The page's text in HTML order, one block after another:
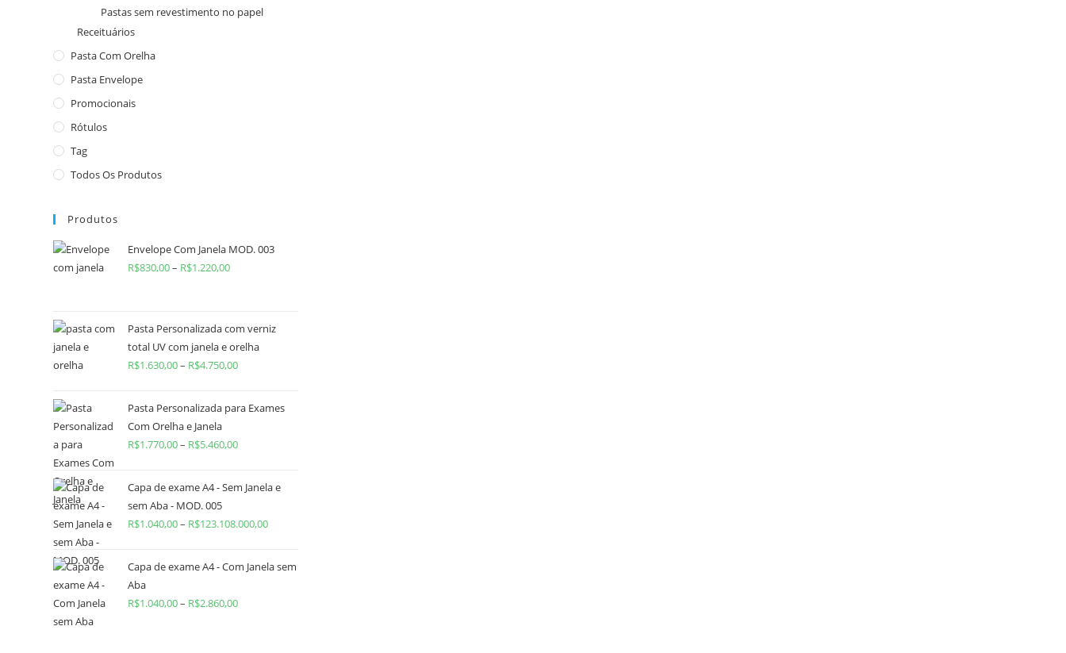
Pastas sem revestimento no papel
Receituários
Pasta Com Orelha
Pasta Envelope
Promocionais
Rótulos
Tag
Todos Os Produtos
Produtos
Envelope Com Janela MOD. 003
R$830,00– R$1.220,00
Pasta Personalizada com verniz
total UV com janela e orelha
R$1.630,00– R$4.750,00
Pasta Personalizada para Exames
Com Orelha e Janela
R$1.770,00– R$5.460,00
Capa de exame A4 - Sem Janela e
sem Aba - MOD. 005
R$1.040,00– R$123.108.000,00
Capa de exame A4 - Com Janela sem
Aba
R$1.040,00– R$2.860,00